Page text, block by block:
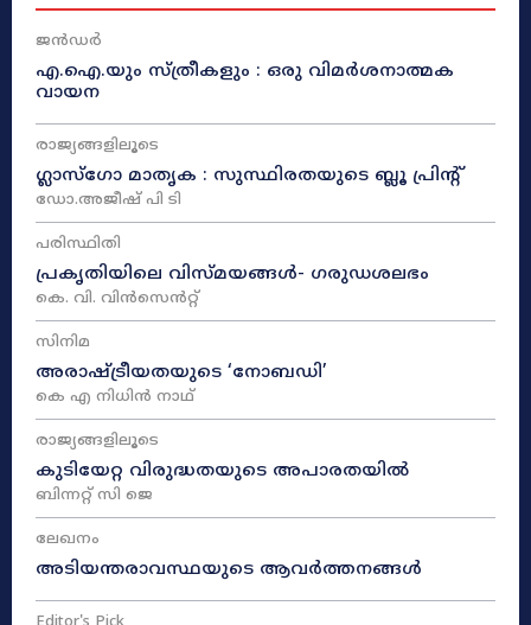
ജൻഡർ
എ.ഐ.യും സ്ത്രീകളും : ഒരു വിമർശനാത്മക
വായന
രാജ്യങ്ങളിലൂടെ
ഗ്ലാസ്ഗോ മാതൃക : സുസ്ഥിരതയുടെ ബ്ലൂ പ്രിന്റ്
ഡോ.അജീഷ് പി ടി
പരിസ്ഥിതി
പ്രകൃതിയിലെ വിസ്മയങ്ങൾ- ഗരുഡശലഭം
കെ. വി. വിൻസെൻറ്റ്
സിനിമ
അരാഷ്‌ട്രീയതയുടെ ‘നോബഡി’
കെ എ നിധിൻ നാഥ്‌
രാജ്യങ്ങളിലൂടെ
കുടിയേറ്റ വിരുദ്ധതയുടെ അപാരതയിൽ
ബിന്നറ്റ് സി ജെ
ലേഖനം
അടിയന്തരാവസ്ഥയുടെ ആവർത്തനങ്ങൾ